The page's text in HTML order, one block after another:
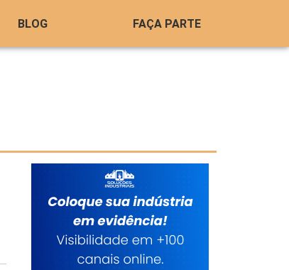
BLOG FAÇA PARTE